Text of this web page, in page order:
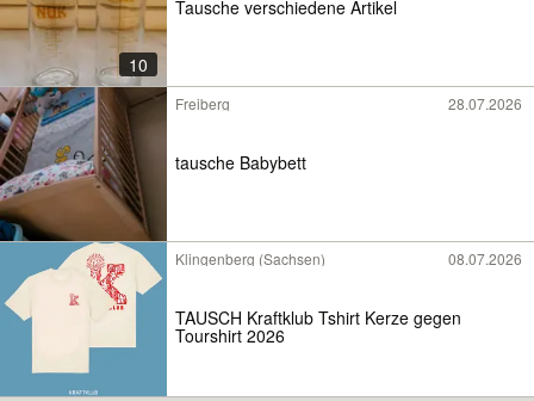
10
Tausche verschiedene Artikel
Freiberg 28.07.2026
tausche Babybett
Klingenberg (Sachsen) 08.07.2026
TAUSCH Kraftklub Tshirt Kerze gegen
Tourshirt 2026